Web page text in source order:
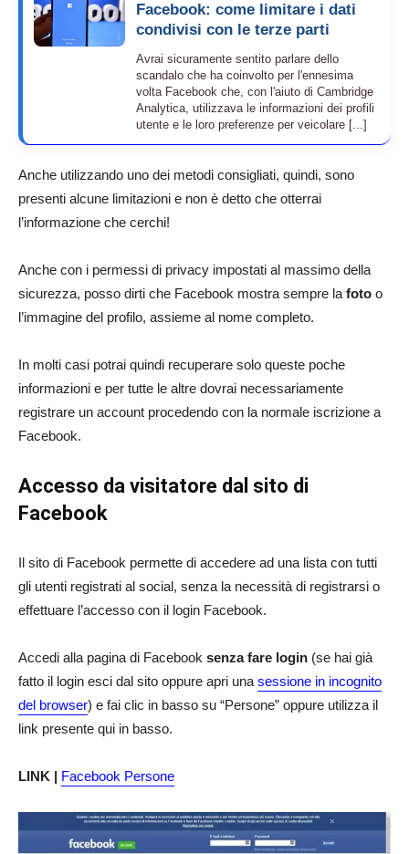
Facebook: come limitare i dati
condivisi con le terze parti
Avrai sicuramente sentito parlare dello
scandalo che ha coinvolto per l'ennesima
volta Facebook che, con l'aiuto di Cambridge
Analytica, utilizzava le informazioni dei profili
utente e le loro preferenze per veicolare [...]
Anche utilizzando uno dei metodi consigliati, quindi, sono
presenti alcune limitazioni e non è detto che otterrai
l’informazione che cerchi!
Anche con i permessi di privacy impostati al massimo della
sicurezza, posso dirti che Facebook mostra sempre la foto o
l’immagine del profilo, assieme al nome completo.
In molti casi potrai quindi recuperare solo queste poche
informazioni e per tutte le altre dovrai necessariamente
registrare un account procedendo con la normale iscrizione a
Facebook.
Accesso da visitatore dal sito di
Facebook
Il sito di Facebook permette di accedere ad una lista con tutti
gli utenti registrati al social, senza la necessità di registrarsi o
effettuare l’accesso con il login Facebook.
Accedi alla pagina di Facebook senza fare login (se hai già
fatto il login esci dal sito oppure apri una sessione in incognito
del browser) e fai clic in basso su “Persone” oppure utilizza il
link presente qui in basso.
LINK | Facebook Persone